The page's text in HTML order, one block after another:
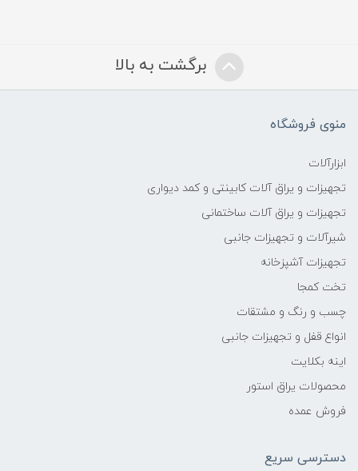
برگشت به بالا
منوی فروشگاه
ابزارآلات
تجهیزات و یراق آلات کابینتی و کمد دیواری
تجهیزات و یراق آلات ساختمانی
شیرآلات و تجهیزات جانبی
تجهیزات آشپزخانه
تخت کمجا
چسب و رنگ و مشتقات
انواع قفل و تجهیزات جانبی
اینه بکلایت
محصولات یراق استور
فروش عمده
دسترسی سریع